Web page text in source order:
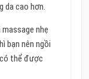
da cao hơn.
nhẹ
bạn nên ngồi
thể được